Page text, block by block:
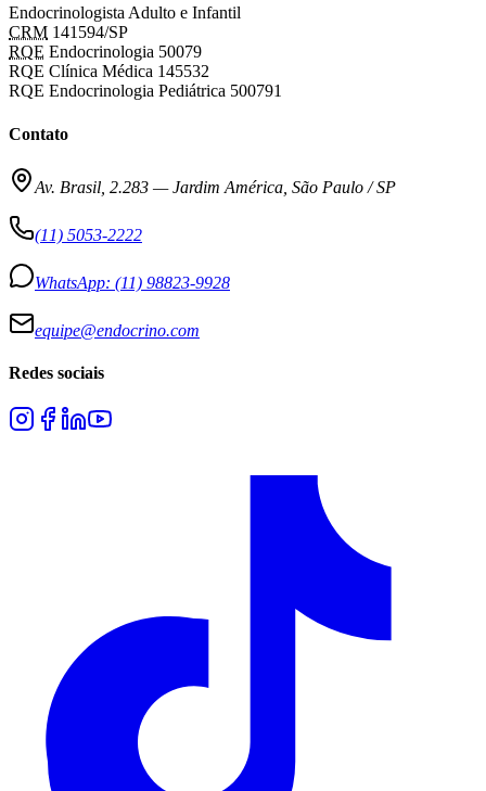
Endocrinologista Adulto e Infantil
CRM 141594/SP
RQE Endocrinologia 50079
RQE Clínica Médica 145532
RQE Endocrinologia Pediátrica 500791
Contato
Av. Brasil, 2.283 —Jardim América, São Paulo / SP
(11) 5053-2222
WhatsApp: (11) 98823-9928
equipe@endocrino.com
Redes sociais